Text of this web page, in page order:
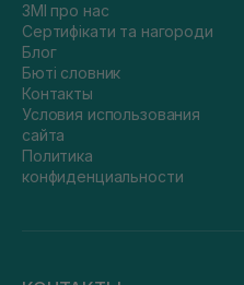
ЗМІ про нас
Сертифікати та нагороди
Блог
Бюті словник
Контакты
Условия использования
сайта
Политика
конфиденциальности